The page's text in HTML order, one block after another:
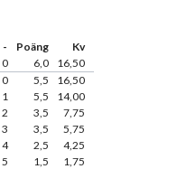
- Poäng
Kv
0 6,0
16,50
0 5,5
16,50
1 5,5
14,00
2 3,5
7,75
3 3,5
5,75
4 2,5
4,25
5 1,5
1,75